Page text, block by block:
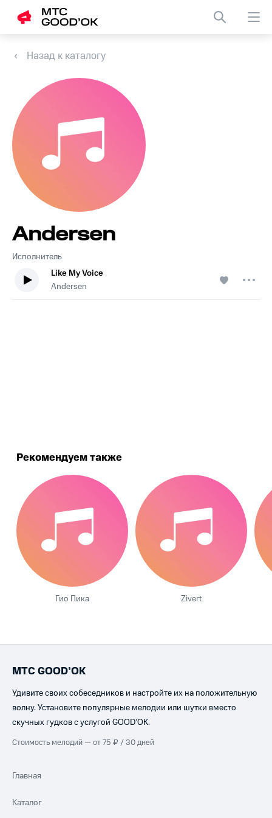
Назад к каталогу
Исполнитель
Andersen
Like My Voice
Andersen
Рекомендуем также
Гио Пика Zivert
МТС GOOD’OK
Удивите своих собеседников и настройте их на положительную
волну. Установите популярные мелодии или шутки вместо
скучных гудков с услугой GOOD’OK.
Стоимость мелодий — от 75 ₽ / 30 дней
Главная
Каталог